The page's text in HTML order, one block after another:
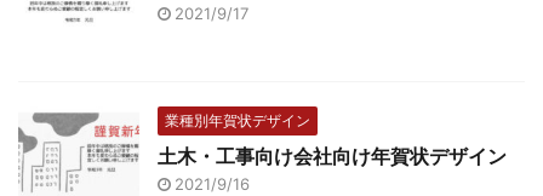
2021/9/17
業種別年賀状デザイン
土木・工事向け会社向け年賀状デザイン
2021/9/16